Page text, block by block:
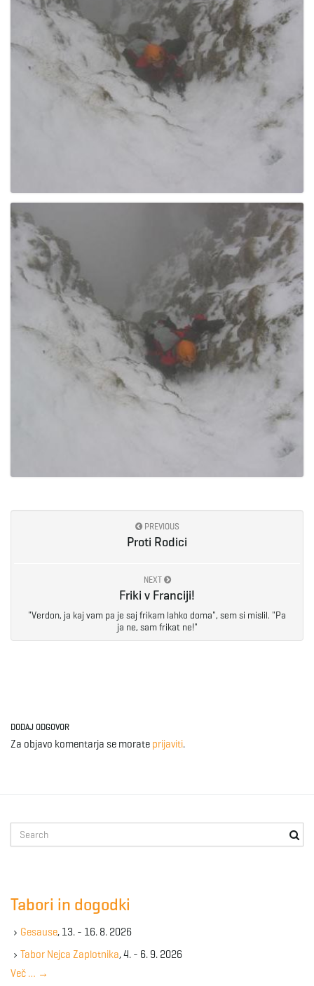
PREVIOUS
Proti Rodici
NEXT
Friki v Franciji!
"Verdon, ja kaj vam pa je saj frikam lahko doma", sem si mislil. "Pa
ja ne, sam frikat ne!"
DODAJ ODGOVOR
Za objavo komentarja se morate prijaviti.
e
e
y
w
Tabori in dogodki
Gesause, 13. - 16. 8. 2026
Tabor Nejca Zaplotnika, 4. - 6. 9. 2026
Več … →